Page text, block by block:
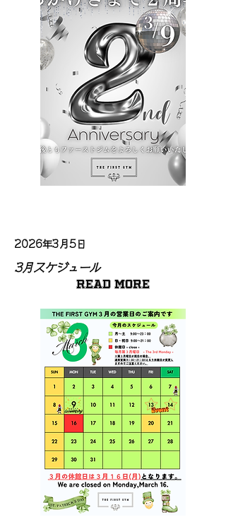
2026年3月5日
3月スケジュール
Read More